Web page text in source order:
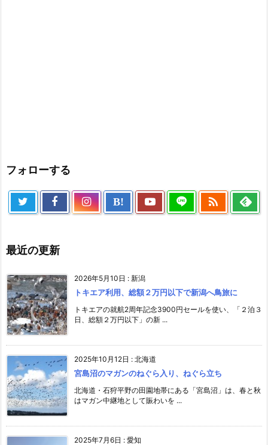
フォローする
B! 
最近の更新
2026年5月10日 : 新潟
トキエア利用、総額２万円以下で新潟へ鳥旅に
トキエアの就航2周年記念3900円セールを使い、「２泊３
日、総額２万円以下」の新 ...
2025年10月12日 : 北海道
宮島沼のマガンのねぐら入り、ねぐら立ち
北海道・石狩平野の田園地帯にある「宮島沼」は、春と秋
はマガン中継地として賑わいを ...
2025年7月6日 : 愛知